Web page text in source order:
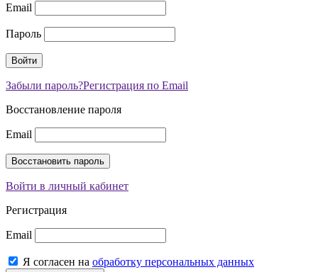
Email
Пароль
Забыли пароль?Регистрация по Email
Восстановление пароля
Email
Войти в личный кабинет
Регистрация
Email
Я согласен на обработку персональных данных